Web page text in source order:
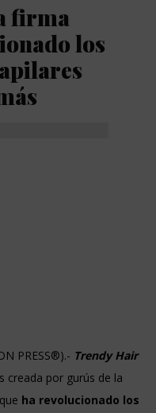
firma
los
PRESS®).- Trendy Hair
creada por gurús de la
ha revolucionado los